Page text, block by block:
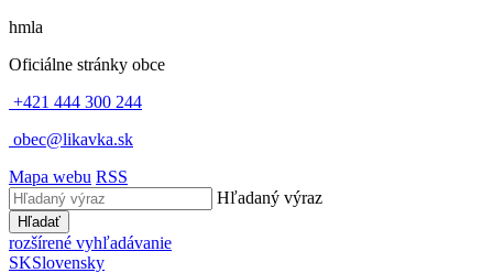
hmla
Oficiálne stránky obce
+421 444 300 244
obec@likavka.sk
Mapa webu RSS
Hľadaný výraz
Hľadať
rozšírené vyhľadávanie
SKSlovensky